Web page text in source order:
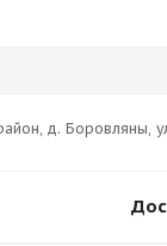
д. Боровляны,